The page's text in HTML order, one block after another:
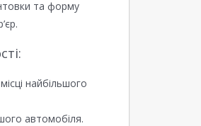
та форму
найбільшого
автомобіля.